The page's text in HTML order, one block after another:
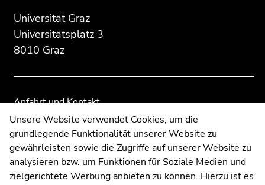
Zusatzinformationen:
Universität Graz
Universitätsplatz 3
8010 Graz
Anfahrt und Kontakt
Kommunikation und Öffentlichkeitsarbeit
Moodle
UNIGRAZonline
Impressum
Datenschutzerklärung
Übersicht
Seitenbereiche
Übersicht
Seitenbereiche
Unsere Website verwendet Cookies, um die
grundlegende Funktionalität unserer Website zu
gewährleisten sowie die Zugriffe auf unserer Website zu
analysieren bzw. um Funktionen für Soziale Medien und
zielgerichtete Werbung anbieten zu können. Hierzu ist es